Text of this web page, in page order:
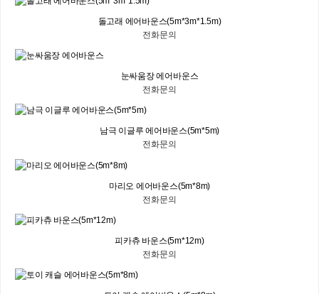
돌고래 에어바운스(5m*3m*1.5m)
전화문의
눈싸움장 에어바운스
전화문의
남극 이글루 에어바운스(5m*5m)
전화문의
마리오 에어바운스(5m*8m)
전화문의
피카츄 바운스(5m*12m)
전화문의